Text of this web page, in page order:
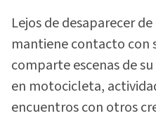
Lejos de desaparecer
mantiene contacto con
comparte escenas de
en motocicleta,
encuentros con otros